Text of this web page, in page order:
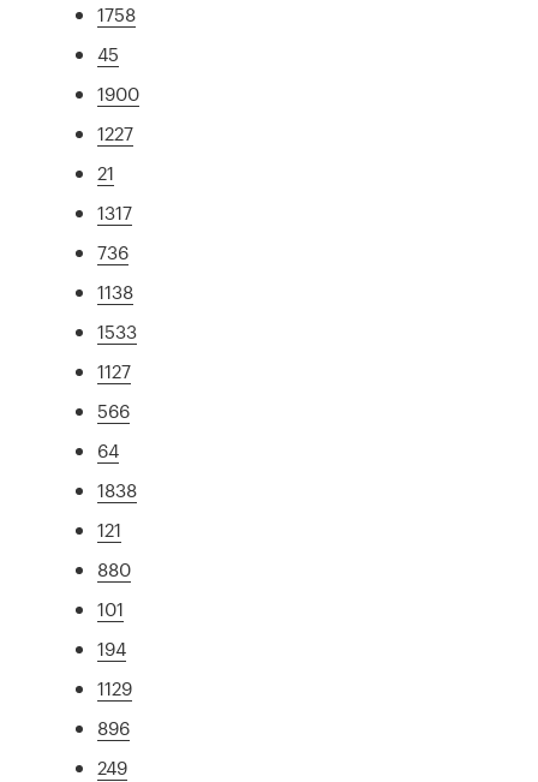
1758
45
1900
1227
21
1317
736
1138
1533
1127
566
64
1838
121
880
101
194
1129
896
249